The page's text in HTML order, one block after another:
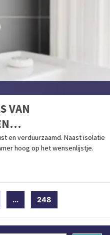
VAN
SLIM AAN
en verduurzaamd. Naast isolatie
hoog op het wensenlijstje.
... 248